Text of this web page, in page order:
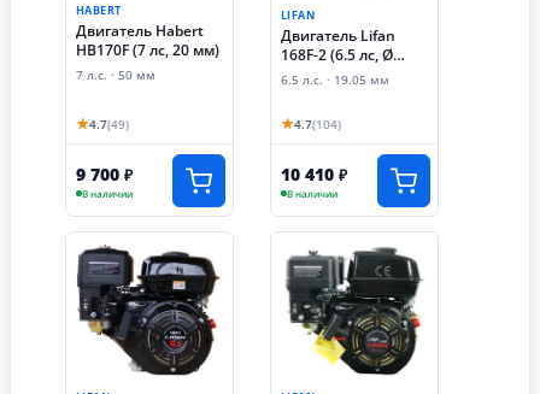
HABERT
Двигатель Habert
HB170F (7 лс, 20 мм)
7 л.с. · 50 мм
★4.7(49)
9 700 ₽
В наличии
LIFAN
Двигатель Lifan
168F-2 (6.5 лс, Ø
19.05 мм)
6.5 л.с. · 19.05 мм
★4.7(104)
10 410 ₽
В наличии